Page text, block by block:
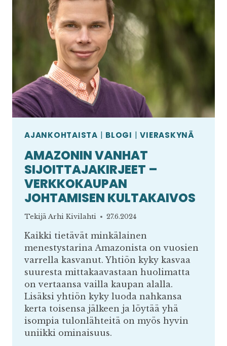
AJANKOHTAISTA | BLOGI |VIERASKYNÄ
AMAZONIN VANHAT
SIJOITTAJAKIRJEET –
VERKKOKAUPAN
JOHTAMISEN KULTAKAIVOS
Tekijä Arhi Kivilahti 27.6.2024
Kaikki tietävät minkälainen
menestystarina Amazonista on vuosien
varrella kasvanut. Yhtiön kyky kasvaa
suuresta mittakaavastaan huolimatta
on vertaansa vailla kaupan alalla.
Lisäksi yhtiön kyky luoda nahkansa
kerta toisensa jälkeen ja löytää yhä
isompia tulonlähteitä on myös hyvin
uniikki ominaisuus.